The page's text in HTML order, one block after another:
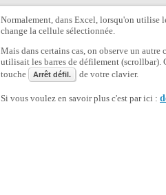
Normalement, dans Excel, lorsqu'on utilise
change la cellule sélectionnée.
Mais dans certains cas, on observe un
utilisait les barres de défilement
touche
Arrêt défil. de votre clavier.
Si vous voulez en savoir plus c'est par ici :